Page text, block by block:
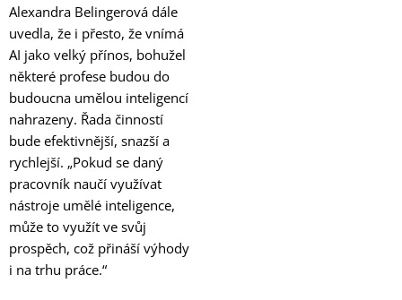
Alexandra Belingerová dále
uvedla, že i přesto, že vnímá
AI jako velký přínos, bohužel
některé profese budou do
budoucna umělou inteligencí
nahrazeny. Řada činností
bude efektivnější, snazší a
rychlejší. „Pokud se daný
pracovník naučí využívat
nástroje umělé inteligence,
může to využít ve svůj
prospěch, což přináší výhody
i na trhu práce.“